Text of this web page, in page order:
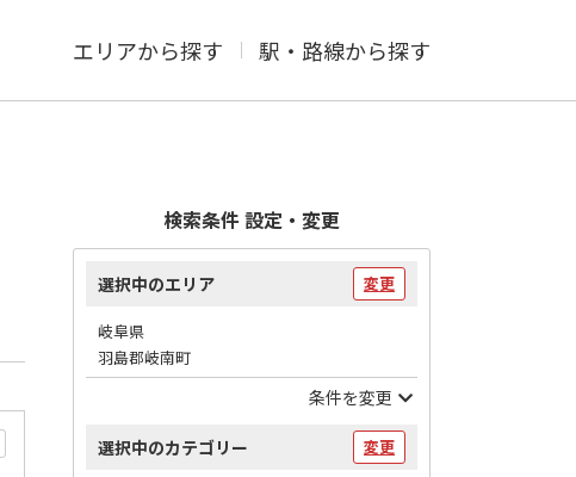
エリアから探す 駅・路線から探す
検索条件 設定・変更
選択中のエリア 変更
岐阜県
羽島郡岐南町
条件を変更
選択中のカテゴリー 変更